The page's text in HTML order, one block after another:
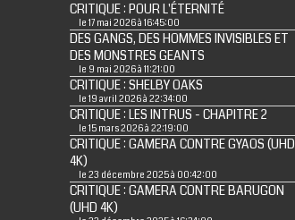
CRITIQUE : POUR L'ÉTERNITÉ
le 17 mai 2026 à 16:45:00
DES GANGS, DES HOMMES INVISIBLES ET
DES MONSTRES GEANTS
le 9 mai 2026 à 11:21:00
CRITIQUE : SHELBY OAKS
le 19 avril 2026 à 22:34:00
CRITIQUE : LES INTRUS - CHAPITRE 2
le 15 mars 2026 à 22:19:00
CRITIQUE : GAMERA CONTRE GYAOS (UHD
4K)
le 23 décembre 2025 à 00:42:00
CRITIQUE : GAMERA CONTRE BARUGON
(UHD 4K)